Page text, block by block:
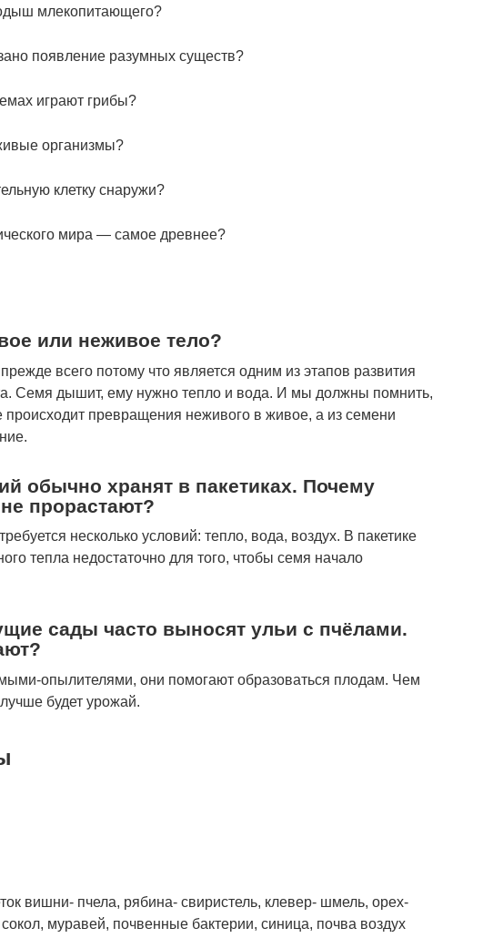
млекопитающего?
появление разумных существ?
играют грибы?
организмы?
клетку снаружи?
мира — самое древнее?
или неживое тело?
всего потому что является одним из этапов развития
Семя дышит, ему нужно тепло и вода. И мы должны помнить,
происходит превращения неживого в живое, а из семени
обычно хранят в пакетиках. Почему
прорастают?
несколько условий: тепло, вода, воздух. В пакетике
тепла недостаточно для того, чтобы семя начало
сады часто выносят ульи с пчёлами.
опылителями, они помогают образоваться плодам. Чем
будет урожай.
вишни- пчела, рябина- свиристель, клевер- шмель, орех-
муравей, почвенные бактерии, синица, почва воздух